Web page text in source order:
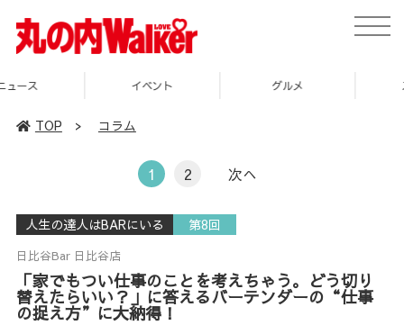
toggle
TOP > コラム
1 2 次へ
人生の達人はBARにいる 第8回
日比谷Bar 日比谷店
「家でもつい仕事のことを考えちゃう。どう切り
替えたらいい？」に答えるバーテンダーの“仕事
の捉え方”に大納得！